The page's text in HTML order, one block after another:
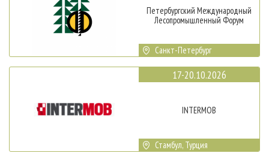
Петербургский Международный
Лесопромышленный Форум
Санкт-Петербург
17-20.10.2026
INTERMOB
Стамбул, Турция